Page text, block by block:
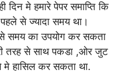
मे हमारे पेपर समाप्ति कि
से ज्यादा समय था।
समय का उपयोग कर सकता
तरह से साथ पकडा ,ओर जुट
मे हासिल कर सकता था.